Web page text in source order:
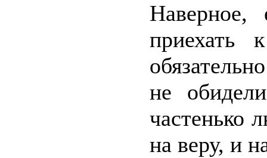
приехать
не
частенько
на веру, и